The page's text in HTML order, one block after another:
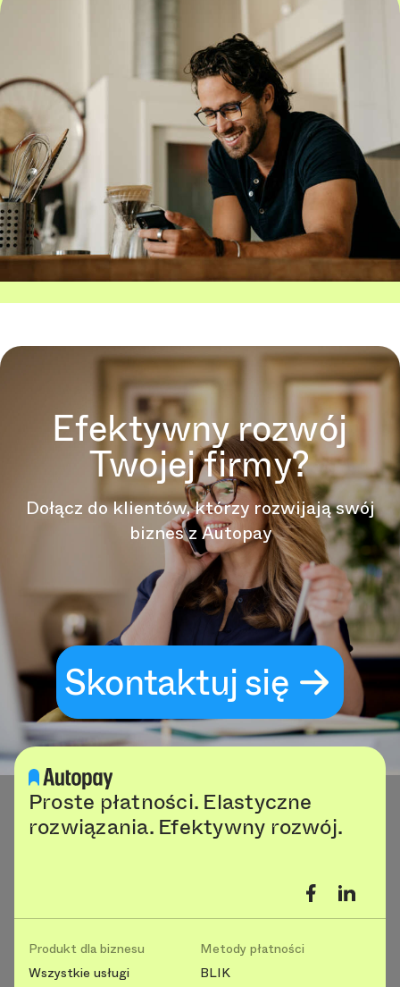
Efektywny rozwój
Twojej firmy?
Dołącz do klientów, którzy rozwijają swój
biznes z Autopay
Skontaktuj się
Proste płatności. Elastyczne
rozwiązania. Efektywny rozwój.
Produkt dla biznesu
Wszystkie usługi
Metody płatności
BLIK